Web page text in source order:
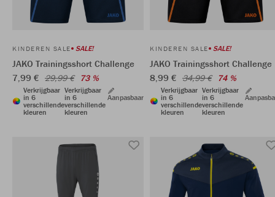
KINDEREN SALE SALE!
JAKO Trainingsshort Challenge
7,99 € 29,99 € 73 %
Verkrijgbaar
in 6
verschillende
kleuren
Verkrijgbaar
in 6
verschillende
kleuren
Aanpasbaar
KINDEREN SALE SALE!
JAKO Trainingsshort Challenge
8,99 € 34,99 € 74 %
Verkrijgbaar
in 6
verschillende
kleuren
Verkrijgbaar
in 6
verschillende
kleuren